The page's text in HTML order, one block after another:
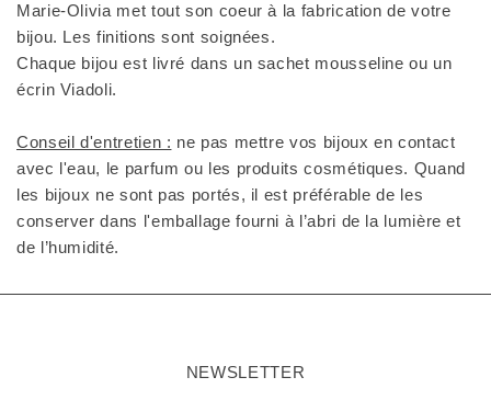
Marie-Olivia met tout son coeur à la fabrication de votre
bijou. Les finitions sont soignées.
Chaque bijou est livré dans un sachet mousseline ou un
écrin Viadoli.
Conseil d'entretien : ne pas mettre vos bijoux en contact
avec l'eau, le parfum ou les produits cosmétiques. Quand
les bijoux ne sont pas portés, il est préférable de les
conserver dans l'emballage fourni à l’abri de la lumière et
de l’humidité.
NEWSLETTER